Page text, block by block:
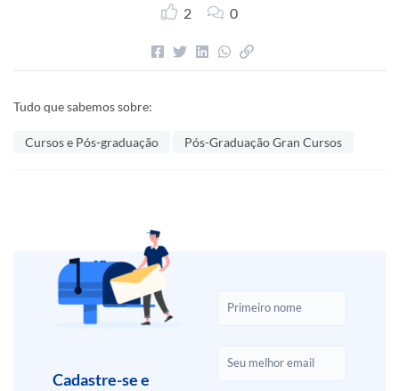
2 0
Tudo que sabemos sobre:
Cursos e Pós-graduação Pós-Graduação Gran Cursos
Cadastre-se e